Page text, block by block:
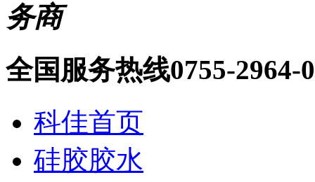
务商
全国服务热线0755-2964-
科佳首页
硅胶胶水